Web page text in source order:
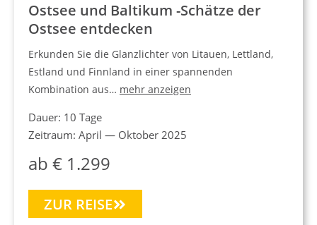
Ostsee und Baltikum -Schätze der
Ostsee entdecken
Erkunden Sie die Glanzlichter von Litauen, Lettland,
Estland und Finnland in einer spannenden
Kombination aus… mehr anzeigen
Dauer: 10 Tage
Zeitraum: April — Oktober 2025
ab € 1.299
ZUR REISE